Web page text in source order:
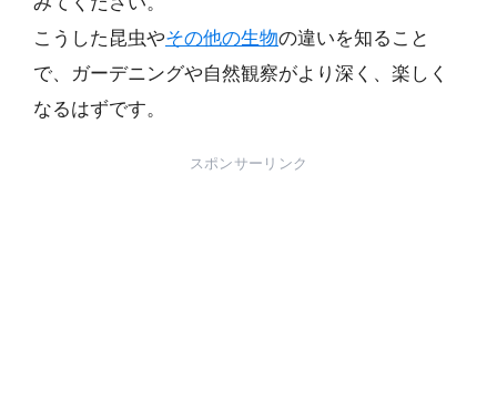
こうした昆虫やその他の生物の違いを知ること
で、ガーデニングや自然観察がより深く、楽しく
なるはずです。
スポンサーリンク